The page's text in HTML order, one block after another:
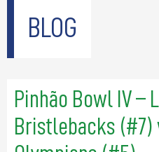
BLOG
Pinhão Bowl IV –
Bristlebacks (#7)